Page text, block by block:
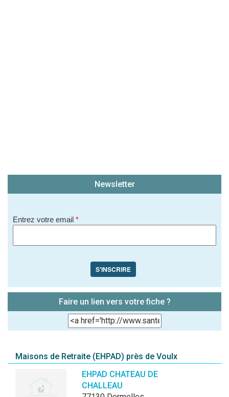
Newsletter
Entrez votre email *
S'INSCRIRE
Faire un lien vers votre fiche ?
Maisons de Retraite (EHPAD) près de Voulx
EHPAD CHATEAU DE
CHALLEAU